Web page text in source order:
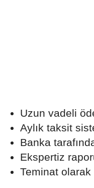
Uzun vadeli
Aylık taksit
Banka
Ekspertiz
Teminat